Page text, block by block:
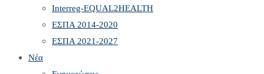
Interreg-EQUAL2HEALTH
ΕΣΠΑ 2014-2020
ΕΣΠΑ 2021-2027
Νέα